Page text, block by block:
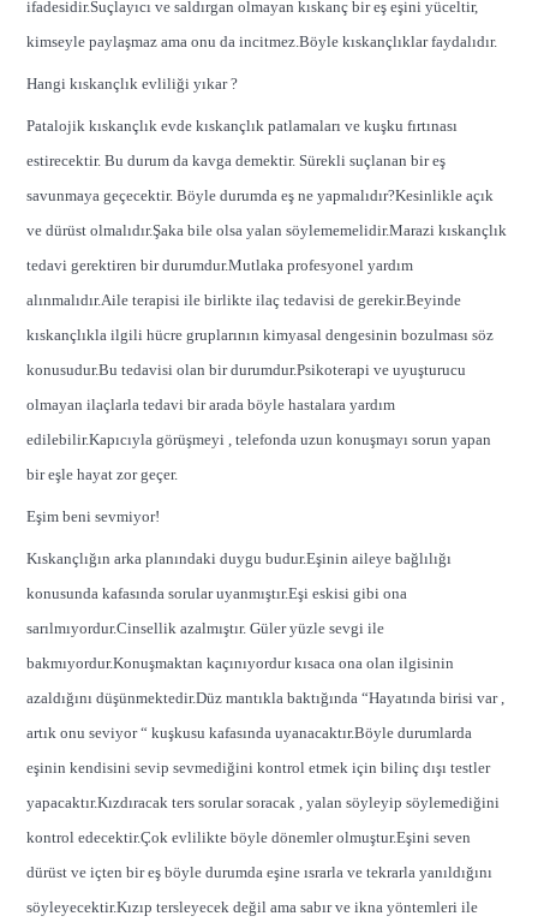
ifadesidir.Suçlayıcı ve saldırgan olmayan kıskanç bir eş eşini yüceltir,
kimseyle paylaşmaz ama onu da incitmez.Böyle kıskançlıklar faydalıdır.
Hangi kıskançlık evliliği yıkar ?
Patalojik kıskançlık evde kıskançlık patlamaları ve kuşku fırtınası
estirecektir. Bu durum da kavga demektir. Sürekli suçlanan bir eş
savunmaya geçecektir. Böyle durumda eş ne yapmalıdır?Kesinlikle açık
ve dürüst olmalıdır.Şaka bile olsa yalan söylememelidir.Marazi kıskançlık
tedavi gerektiren bir durumdur.Mutlaka profesyonel yardım
alınmalıdır.Aile terapisi ile birlikte ilaç tedavisi de gerekir.Beyinde
kıskançlıkla ilgili hücre gruplarının kimyasal dengesinin bozulması söz
konusudur.Bu tedavisi olan bir durumdur.Psikoterapi ve uyuşturucu
olmayan ilaçlarla tedavi bir arada böyle hastalara yardım
edilebilir.Kapıcıyla görüşmeyi , telefonda uzun konuşmayı sorun yapan
bir eşle hayat zor geçer.
Eşim beni sevmiyor!
Kıskançlığın arka planındaki duygu budur.Eşinin aileye bağlılığı
konusunda kafasında sorular uyanmıştır.Eşi eskisi gibi ona
sarılmıyordur.Cinsellik azalmıştır. Güler yüzle sevgi ile
bakmıyordur.Konuşmaktan kaçınıyordur kısaca ona olan ilgisinin
azaldığını düşünmektedir.Düz mantıkla baktığında “Hayatında birisi var ,
artık onu seviyor “ kuşkusu kafasında uyanacaktır.Böyle durumlarda
eşinin kendisini sevip sevmediğini kontrol etmek için bilinç dışı testler
yapacaktır.Kızdıracak ters sorular soracak , yalan söyleyip söylemediğini
kontrol edecektir.Çok evlilikte böyle dönemler olmuştur.Eşini seven
dürüst ve içten bir eş böyle durumda eşine ısrarla ve tekrarla yanıldığını
söyleyecektir.Kızıp tersleyecek değil ama sabır ve ikna yöntemleri ile